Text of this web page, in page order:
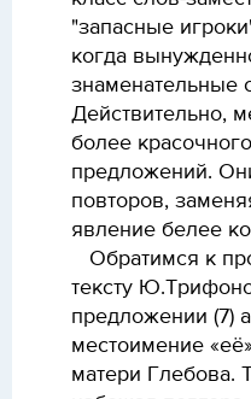
"запасные
когда
знаменательные
Действительно,
более
предложений.
повторов,
явление белее
Обратимся к
тексту
предложении (7)
местоимение
матери Глебова.